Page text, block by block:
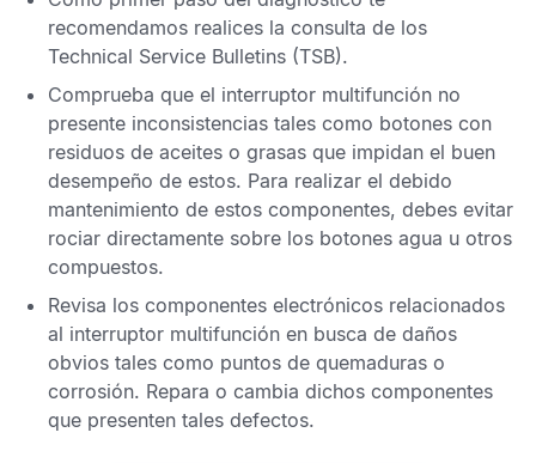
recomendamos realices la consulta de los
Technical Service Bulletins (TSB).
Comprueba que el interruptor multifunción no
presente inconsistencias tales como botones con
residuos de aceites o grasas que impidan el buen
desempeño de estos. Para realizar el debido
mantenimiento de estos componentes, debes evitar
rociar directamente sobre los botones agua u otros
compuestos.
Revisa los componentes electrónicos relacionados
al interruptor multifunción en busca de daños
obvios tales como puntos de quemaduras o
corrosión. Repara o cambia dichos componentes
que presenten tales defectos.